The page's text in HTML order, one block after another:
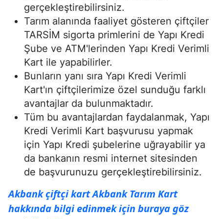
gerçekleştirebilirsiniz.
Tarım alanında faaliyet gösteren çiftçiler
TARSİM sigorta primlerini de Yapı Kredi
Şube ve ATM'lerinden Yapı Kredi Verimli
Kart ile yapabilirler.
Bunların yanı sıra Yapı Kredi Verimli
Kart'ın çiftçilerimize özel sunduğu farklı
avantajlar da bulunmaktadır.
Tüm bu avantajlardan faydalanmak, Yapı
Kredi Verimli Kart başvurusu yapmak
için Yapı Kredi şubelerine uğrayabilir ya
da bankanın resmi internet sitesinden
de başvurunuzu gerçekleştirebilirsiniz.
Akbank çiftçi kart Akbank Tarım Kart
hakkında bilgi edinmek için buraya göz